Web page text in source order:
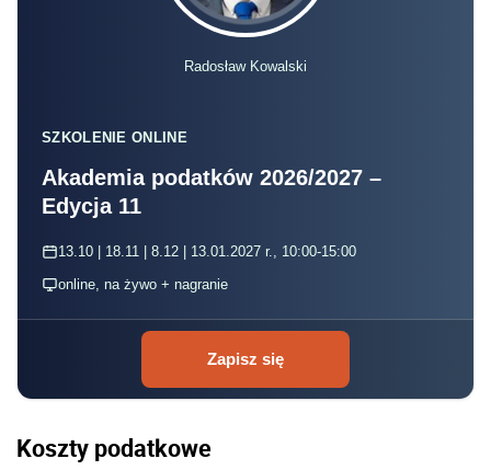
Radosław Kowalski
SZKOLENIE ONLINE
Akademia podatków 2026/2027 –
Edycja 11
13.10 | 18.11 | 8.12 | 13.01.2027 r., 10:00-15:00
online, na żywo + nagranie
Zapisz się
Koszty podatkowe